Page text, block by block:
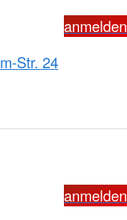
anmelden
Str. 24
anmelden